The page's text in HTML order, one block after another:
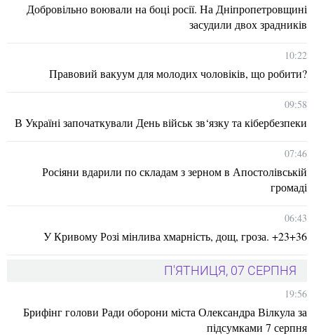
Добровільно воювали на боці росії. На Дніпропетровщині
засудили двох зрадників
10:22
Правовий вакуум для молодих чоловіків, що робити?
09:58
В Україні започаткували День військ зв‘язку та кібербезпеки
07:46
Росіяни вдарили по складам з зерном в Апостолівській
громаді
06:43
У Кривому Розі мінлива хмарність, дощ, гроза. +23+36
П'ЯТНИЦЯ, 07 СЕРПНЯ
19:56
Брифінг голови Ради оборони міста Олександра Вілкула за
підсумками 7 серпня